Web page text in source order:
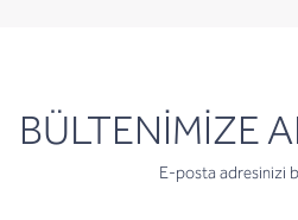
BÜLTENİMİZE
E-posta adresinizi